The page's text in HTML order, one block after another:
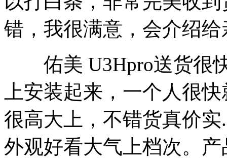
错，我很满意，会介绍
佑美 U3Hpro送货很快
上安装起来，一个人很
很高大上，不错货真价
外观好看大气上档次。